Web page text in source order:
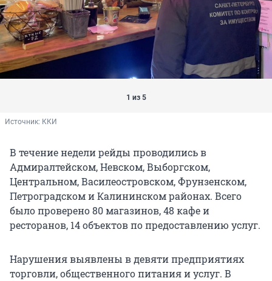
1 из 5
Источник: ККИ
В течение недели рейды проводились в
Адмиралтейском, Невском, Выборгском,
Центральном, Василеостровском, Фрунзенском,
Петроградском и Калининском районах. Всего
было проверено 80 магазинов, 48 кафе и
ресторанов, 14 объектов по предоставлению услуг.
Нарушения выявлены в девяти предприятиях
торговли, общественного питания и услуг. В